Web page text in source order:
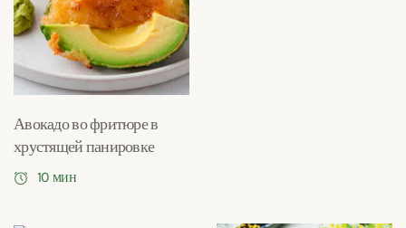
Авокадо во фритюре в
хрустящей панировке
10 мин